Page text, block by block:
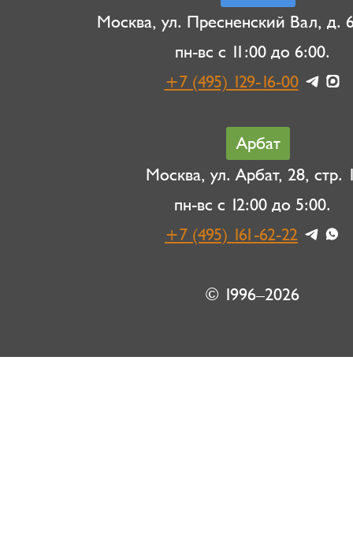
Москва, ул. Пресненский Вал, д.
пн-вс с 11:00 до 6:00.
+7 (495) 129-16-00
Арбат
Москва, ул. Арбат, 28, стр.
пн-вс с 12:00 до 5:00.
+7 (495) 161-62-22
© 1996–2026